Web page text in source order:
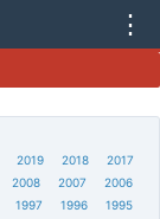
⋮
2019 2018
2017
2008 2007
2006
1997 1996
1995